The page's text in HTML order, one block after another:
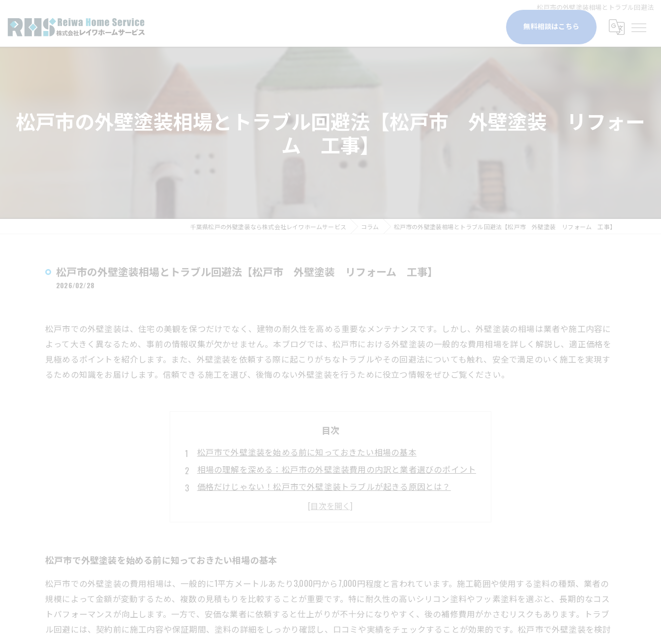
松戸市の外壁塗装相場とトラブル回避法
無料相談はこちら
松戸市の外壁塗装相場とトラブル回避法【松戸市 外壁塗装 リフォー
ム 工事】
千葉県松戸の外壁塗装なら株式会社レイワホームサービス コラム 松戸市の外壁塗装相場とトラブル回避法【松戸市 外壁塗装 リフォーム 工事】
松戸市の外壁塗装相場とトラブル回避法【松戸市 外壁塗装 リフォーム 工事】
2026/02/28
松戸市での外壁塗装は、住宅の美観を保つだけでなく、建物の耐久性を高める重要なメンテナンスです。しかし、外壁塗装の相場は業者や施工内容に
よって大きく異なるため、事前の情報収集が欠かせません。本ブログでは、松戸市における外壁塗装の一般的な費用相場を詳しく解説し、適正価格を
見極めるポイントを紹介します。また、外壁塗装を依頼する際に起こりがちなトラブルやその回避法についても触れ、安全で満足のいく施工を実現す
るための知識をお届けします。信頼できる施工を選び、後悔のない外壁塗装を行うために役立つ情報をぜひご覧ください。
目次
松戸市で外壁塗装を始める前に知っておきたい相場の基本
相場の理解を深める：松戸市の外壁塗装費用の内訳と業者選びのポイント
価格だけじゃない！松戸市で外壁塗装トラブルが起きる原因とは？
失敗しないための対策：松戸市の外壁塗装トラブル回避法を徹底解説
実例紹介：松戸市でよくある外壁塗装トラブルとその解決方法
松戸市で外壁塗装を始める前に知っておきたい相場の基本
松戸市での外壁塗装の費用相場は、一般的に1平方メートルあたり3,000円から7,000円程度と言われています。施工範囲や使用する塗料の種類、業者の
規模によって金額が変動するため、複数の見積もりを比較することが重要です。特に耐久性の高いシリコン塗料やフッ素塗料を選ぶと、長期的なコス
トパフォーマンスが向上します。一方で、安価な業者に依頼すると仕上がりが不十分になりやすく、後の補修費用がかさむリスクもあります。トラブ
ル回避には、契約前に施工内容や保証期間、塗料の詳細をしっかり確認し、口コミや実績をチェックすることが効果的です。松戸市で外壁塗装を検討